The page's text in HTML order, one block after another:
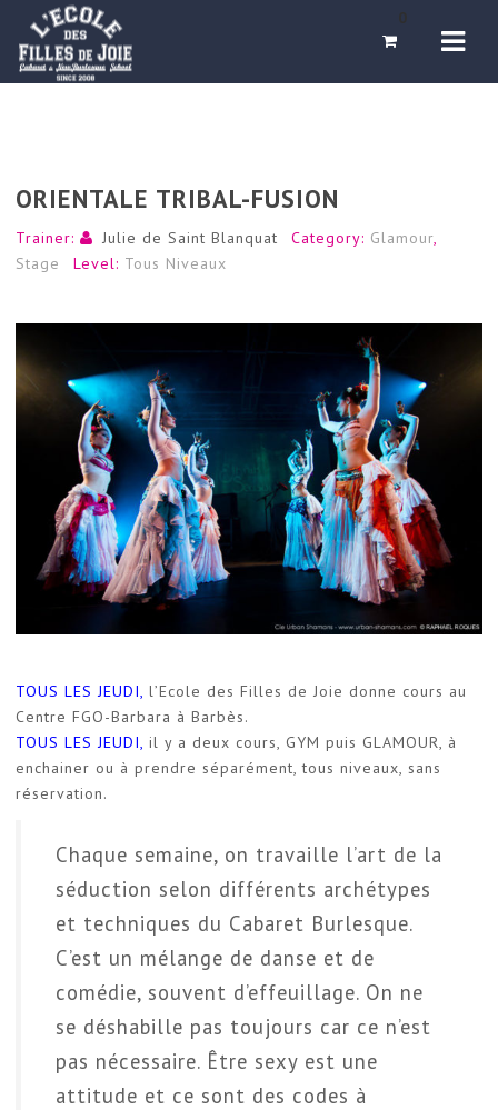
0
ORIENTALE TRIBAL-FUSION
Trainer: Julie de Saint Blanquat Category: Glamour,
Stage
Level: Tous Niveaux
TOUS LES JEUDI, l’Ecole des Filles de Joie donne cours au
Centre FGO-Barbara à Barbès.
TOUS LES JEUDI, il y a deux cours, GYM puis GLAMOUR, à
enchainer ou à prendre séparément, tous niveaux, sans
réservation.
Chaque semaine, on travaille l’art de la
séduction selon différents archétypes
et techniques du Cabaret Burlesque.
C’est un mélange de danse et de
comédie, souvent d’effeuillage. On ne
se déshabille pas toujours car ce n’est
pas nécessaire. Être sexy est une
attitude et ce sont des codes à